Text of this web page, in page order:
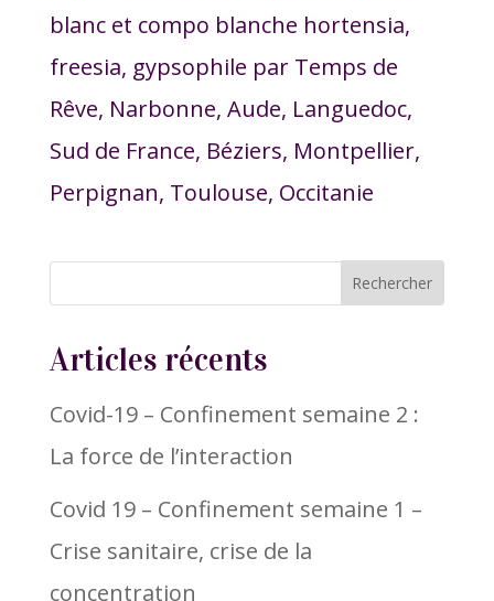
blanc et compo blanche hortensia,
freesia, gypsophile par Temps de
Rêve, Narbonne, Aude, Languedoc,
Sud de France, Béziers, Montpellier,
Perpignan, Toulouse, Occitanie
Articles récents
Covid-19 – Confinement semaine 2 :
La force de l’interaction
Covid 19 – Confinement semaine 1 –
Crise sanitaire, crise de la
concentration